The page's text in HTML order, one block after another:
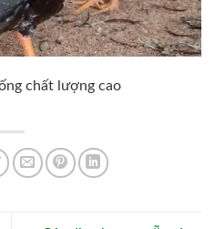
chất lượng cao